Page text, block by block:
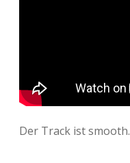
Der Track ist smooth.